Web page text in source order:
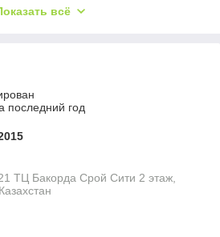
всё
последний год
ТЦ Бакорда Срой Сити 2 этаж,